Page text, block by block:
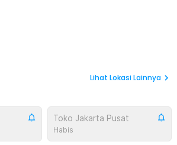
Lihat Lokasi Lainnya
Toko Jakarta Pusat
Habis